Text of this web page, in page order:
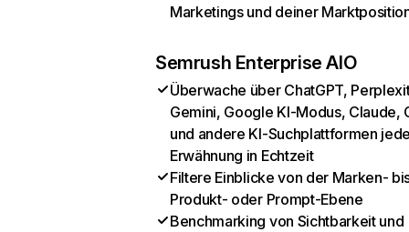
Marketings und deiner
Semrush Enterprise AIO
Überwache über ChatGPT,
Gemini, Google KI-Modus, Claude,
und andere KI-Suchplattformen
Erwähnung in Echtzeit
Filtere Einblicke von der Marken-
Produkt- oder Prompt-Ebene
Benchmarking von Sichtbarkeit und